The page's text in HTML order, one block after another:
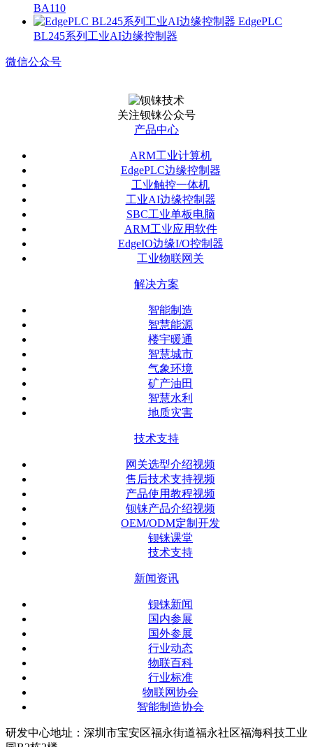
BA110
EdgePLC
BL245系列工业AI边缘控制器
微信公众号
关注钡铼公众号
产品中心
ARM工业计算机
EdgePLC边缘控制器
工业触控一体机
工业AI边缘控制器
SBC工业单板电脑
ARM工业应用软件
EdgeIO边缘I/O控制器
工业物联网关
解决方案
智能制造
智慧能源
楼宇暖通
智慧城市
气象环境
矿产油田
智慧水利
地质灾害
技术支持
网关选型介绍视频
售后技术支持视频
产品使用教程视频
钡铼产品介绍视频
OEM/ODM定制开发
钡铼课堂
技术支持
新闻资讯
钡铼新闻
国内参展
国外参展
行业动态
物联百科
行业标准
物联网协会
智能制造协会
研发中心地址：深圳市宝安区福永街道福永社区福海科技工业